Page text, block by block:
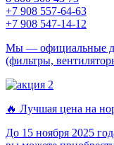
+7 908 557-64-63
+7 908 547-14-12
Мы — официальные
(фильтры,
🔥 Лучшая цена на
До 15 ноября 2025